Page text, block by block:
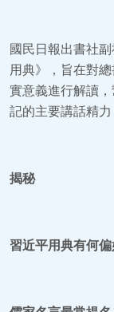
國民日報出書社
用典》，旨在對
實意義進行解讀
記的主要講話精力
揭秘
習近平用典有何偏